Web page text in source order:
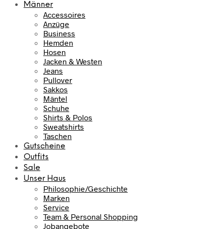
Männer
Accessoires
Anzüge
Business
Hemden
Hosen
Jacken & Westen
Jeans
Pullover
Sakkos
Mäntel
Schuhe
Shirts & Polos
Sweatshirts
Taschen
Gutscheine
Outfits
Sale
Unser Haus
Philosophie/Geschichte
Marken
Service
Team & Personal Shopping
Jobangebote